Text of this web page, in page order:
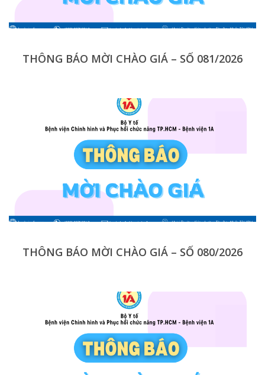
THÔNG BÁO MỜI CHÀO GIÁ – SỐ 081/2026
THÔNG BÁO MỜI CHÀO GIÁ – SỐ 080/2026